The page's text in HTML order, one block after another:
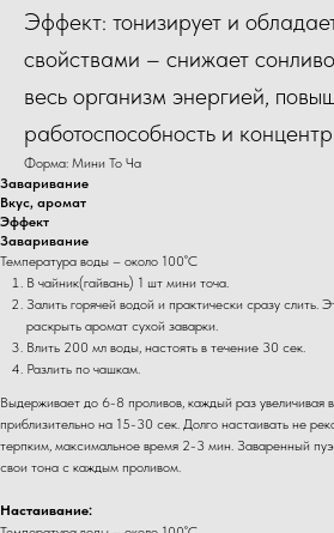
Эффект: тонизирует и
свойствами – снижает
весь организм энергией,
работоспособность и
Форма: Мини То Ча
Заваривание
Вкус, аромат
Эффект
Заваривание
Температура воды – около 100˚С
В чайник(гайвань) 1 шт мини точа.
Залить горячей водой и практически сразу слить.
раскрыть аромат сухой заварки.
Влить 200 мл воды, настоять в течение 30 сек.
Разлить по чашкам.
Выдерживает до 6-8 проливов, каждый раз увеличивая
приблизительно на 15-30 сек. Долго настаивать не
терпким, максимальное время 2-3 мин. Заваренный
свои тона с каждым проливом.
Настаивание: